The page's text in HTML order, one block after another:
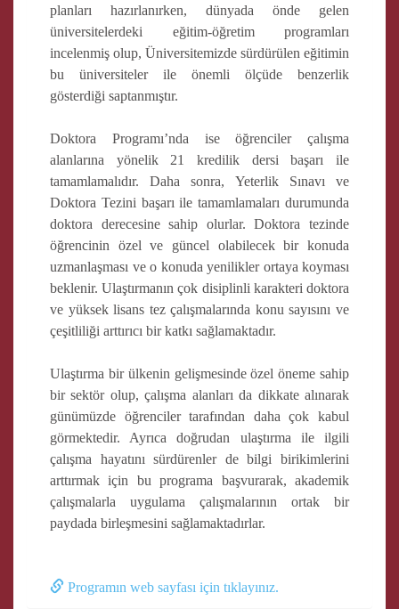
planları hazırlanırken, dünyada önde gelen
üniversitelerdeki eğitim-öğretim programları
incelenmiş olup, Üniversitemizde sürdürülen eğitimin
bu üniversiteler ile önemli ölçüde benzerlik
gösterdiği saptanmıştır.
Doktora Programı’nda ise öğrenciler çalışma
alanlarına yönelik 21 kredilik dersi başarı ile
tamamlamalıdır. Daha sonra, Yeterlik Sınavı ve
Doktora Tezini başarı ile tamamlamaları durumunda
doktora derecesine sahip olurlar. Doktora tezinde
öğrencinin özel ve güncel olabilecek bir konuda
uzmanlaşması ve o konuda yenilikler ortaya koyması
beklenir. Ulaştırmanın çok disiplinli karakteri doktora
ve yüksek lisans tez çalışmalarında konu sayısını ve
çeşitliliği arttırıcı bir katkı sağlamaktadır.
Ulaştırma bir ülkenin gelişmesinde özel öneme sahip
bir sektör olup, çalışma alanları da dikkate alınarak
günümüzde öğrenciler tarafından daha çok kabul
görmektedir. Ayrıca doğrudan ulaştırma ile ilgili
çalışma hayatını sürdürenler de bilgi birikimlerini
arttırmak için bu programa başvurarak, akademik
çalışmalarla uygulama çalışmalarının ortak bir
paydada birleşmesini sağlamaktadırlar.
Programın web sayfası için tıklayınız.